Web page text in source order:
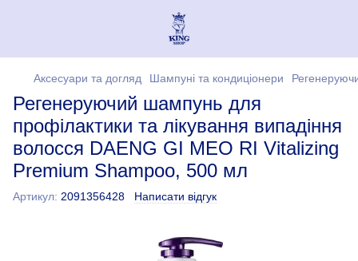
Аксесуари та догляд Шампуні та кондиціонери
Регенеруючий шампунь для
профілактики та лікування випадіння
волосся DAENG GI MEO RI Vitalizing
Premium Shampoo, 500 мл
Артикул: 2091356428 Написати відгук